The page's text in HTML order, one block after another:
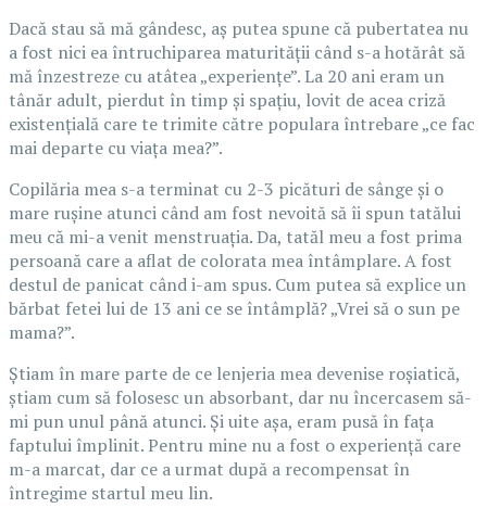
Dacă stau să mă gândesc, aș putea spune că pubertatea nu
a fost nici ea întruchiparea maturității când s-a hotărât să
mă înzestreze cu atâtea „experiențe”. La 20 ani eram un
tânăr adult, pierdut în timp și spațiu, lovit de acea criză
existențială care te trimite către populara întrebare „ce fac
mai departe cu viața mea?”.
Copilăria mea s-a terminat cu 2-3 picături de sânge și o
mare rușine atunci când am fost nevoită să îi spun tatălui
meu că mi-a venit menstruația. Da, tatăl meu a fost prima
persoană care a aflat de colorata mea întâmplare. A fost
destul de panicat când i-am spus. Cum putea să explice un
bărbat fetei lui de 13 ani ce se întâmplă? „Vrei să o sun pe
mama?”.
Știam în mare parte de ce lenjeria mea devenise roșiatică,
știam cum să folosesc un absorbant, dar nu încercasem să-
mi pun unul până atunci. Și uite așa, eram pusă în fața
faptului împlinit. Pentru mine nu a fost o experiență care
m-a marcat, dar ce a urmat după a recompensat în
întregime startul meu lin.